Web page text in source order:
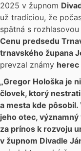
2025 v župnom
už tradíciou, že
spätná s
Cenu predsedu
trnavského župana
prevzal známy herec
„Gregor Hološka je
človek, ktorý
a mesta kde
jeho otec,
za prínos k rozvoju
v župnom Divadle